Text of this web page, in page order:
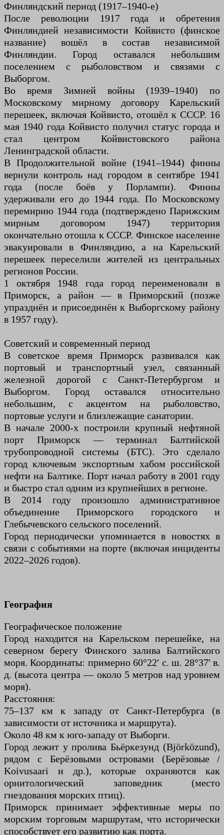
Финляндский период (1917–1940-е)
После революции 1917 года и обретения
Финляндией независимости Койвисто (финское
название) вошёл в состав независимой
Финляндии. Город оставался небольшим
поселением с рыболовством и связями с
Выборгом.
Во время Зимней войны (1939–1940) по
Московскому мирному договору Карельский
перешеек, включая Койвисто, отошёл к СССР. 16
мая 1940 года Койвисто получил статус города и
стал центром Койвистовского района
Ленинградской области.
В Продолжительной войне (1941–1944) финны
вернули контроль над городом в сентябре 1941
года (после боёв у Порлампи). Финны
удерживали его до 1944 года. По Московскому
перемирию 1944 года (подтверждено Парижским
мирным договором 1947) территория
окончательно отошла к СССР. Финское население
эвакуировали в Финляндию, а на Карельский
перешеек переселили жителей из центральных
регионов России.
1 октября 1948 года город переименовали в
Приморск, а район — в Приморский (позже
упразднён и присоединён к Выборгскому району
в 1957 году).
Советский и современный период
В советское время Приморск развивался как
портовый и транспортный узел, связанный
железной дорогой с Санкт-Петербургом и
Выборгом. Город оставался относительно
небольшим, с акцентом на рыболовство,
портовые услуги и близлежащие санатории.
В начале 2000-х построили крупный нефтяной
порт Приморск — терминал Балтийской
трубопроводной системы (БТС). Это сделало
город ключевым экспортным хабом российской
нефти на Балтике. Порт начал работу в 2001 году
и быстро стал одним из крупнейших в регионе.
В 2014 году произошло административное
объединение Приморского городского и
Глебычевского сельского поселений.
Город периодически упоминается в новостях в
связи с событиями на порте (включая инциденты
2022–2026 годов).
География
Географическое положение
Город находится на Карельском перешейке, на
северном берегу Финского залива Балтийского
моря. Координаты: примерно 60°22′ с. ш. 28°37' в.
д. (высота центра — около 5 метров над уровнем
моря).
Расстояния:
75–137 км к западу от Санкт-Петербурга (в
зависимости от источника и маршрута).
Около 48 км к юго-западу от Выборги.
Город лежит у пролива Бьёркезунд (Björközund),
рядом с Берёзовыми островами (Берёзовые /
Koivusaari и др.), которые охраняются как
орнитологический заповедник (место
гнездования морских птиц).
Приморск принимает эффективные меры по
морским торговым маршрутам, что исторически
способствует его развитию как порта.